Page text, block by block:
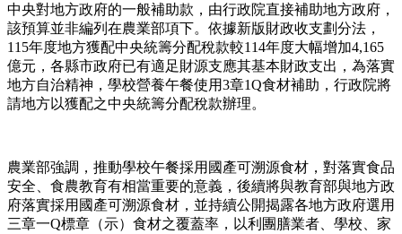
中央對地方政府的一般補助款，由行政院直接補助地方政府，
該預算並非編列在農業部項下。依據新版財政收支劃分法，
115年度地方獲配中央統籌分配稅款較114年度大幅增加4,165
億元，各縣市政府已有適足財源支應其基本財政支出，為落實
地方自治精神，學校營養午餐使用3章1Q食材補助，行政院將
請地方以獲配之中央統籌分配稅款辦理。
農業部強調，推動學校午餐採用國產可溯源食材，對落實食品
安全、食農教育有相當重要的意義，後續將與教育部與地方政
府落實採用國產可溯源食材，並持續公開揭露各地方政府選用
三章一Q標章（示）食材之覆蓋率，以利團膳業者、學校、家